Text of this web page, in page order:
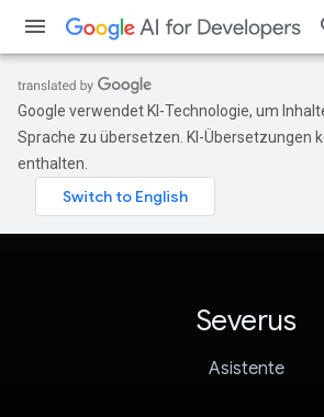
Google verwendet KI-Technologie, um
Sprache zu übersetzen. KI-Übersetzungen
enthalten.
Severus
Asistente